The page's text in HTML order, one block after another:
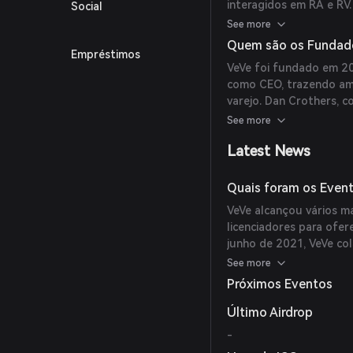
Social
Empréstimos
interagidos em RA e
Gems como moeda
público geral que não
compromisso do
Immutable X o
See more
Quem são os
VeVe foi fundado em
como CEO, trazendo
varejo. Dan Crothers,
e desenvolvimento de
See more
Latest News
Quais foram os
VeVe alcançou vários
licenciadores para
junho de 2021, VeVe
peças de arte NFT
fechou parceria com a
Trek, o Serviço Postal
See more
Próximos Eventos
Último Airdrop
-